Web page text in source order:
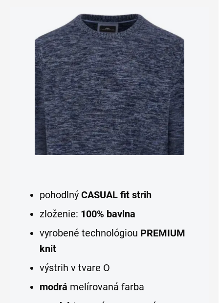
pohodlný CASUAL fitstrih
zloženie: 100% bavlna
vyrobené technológiou PREMIUM
knit
výstrih v tvare O
modrá melírovaná farba